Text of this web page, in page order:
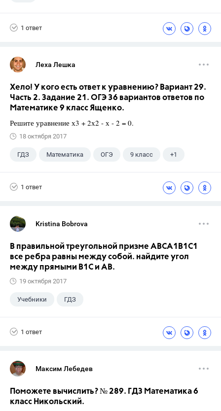
1 ответ
Леха Лешка
Хело! У кого есть ответ к уравнению? Вариант 29.
Часть 2. Задание 21. ОГЭ 36 вариантов ответов по
Математике 9 класс Ященко.
Решите уравнение х3 + 2х2 - х - 2 = 0.
18 октября 2017
ГДЗ Математика ОГЭ 9 класс +1
1 ответ
Kristina Bobrova
В правильной треугольной призме АВСA1В1С1
все ребра равны между собой. найдите угол
между прямыми В1С и АВ.
19 октября 2017
Учебники ГДЗ
1 ответ
Максим Лебедев
Поможете вычислить? № 289. ГДЗ Математика 6
класс Никольский.